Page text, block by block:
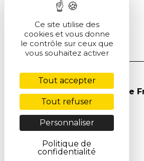
© Société Chimique de
2026
Ce site utilise des
cookies et vous donne
le contrôle sur ceux que
vous souhaitez activer
Tout accepter
Tout refuser
Personnaliser
Politique de
confidentialité